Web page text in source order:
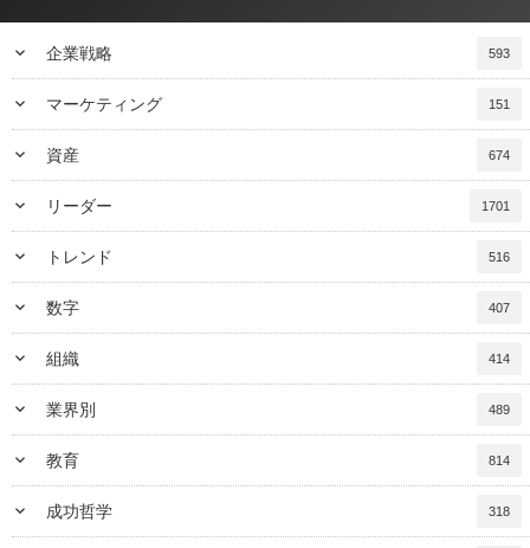
keyboard_arrow_down 企業戦略 593
keyboard_arrow_down マーケティング 151
keyboard_arrow_down 資産 674
keyboard_arrow_down リーダー 1701
keyboard_arrow_down トレンド 516
keyboard_arrow_down 数字 407
keyboard_arrow_down 組織 414
keyboard_arrow_down 業界別 489
keyboard_arrow_down 教育 814
keyboard_arrow_down 成功哲学 318